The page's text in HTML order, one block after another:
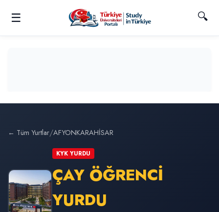
☰ 🔍
← Tüm Yurtlar/AFYONKARAHİSAR
KYK YURDU
ÇAY ÖĞRENCİ
YURDU